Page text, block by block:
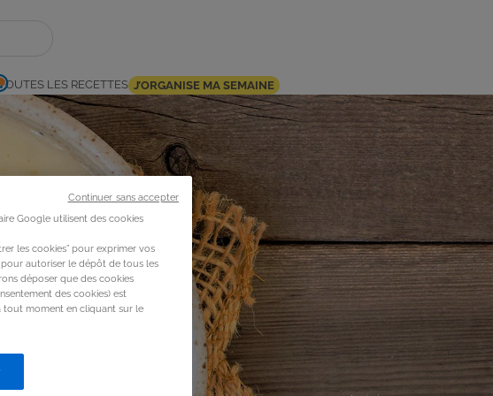
LES RECETTES J’ORGANISE MA SEMAINE
Google utilisent des cookies
les cookies” pour exprimer vos
autoriser le dépôt de tous les
déposer que des cookies
des cookies) est
tout moment en cliquant sur le
Continuer sans accepter